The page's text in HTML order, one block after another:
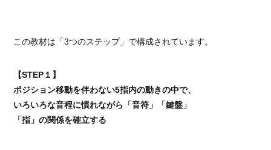
この教材は「3つのステップ」で構成されています。
【STEP１】
ポジション移動を伴わない5指内の動きの中で、
いろいろな音程に慣れながら「音符」「鍵盤」
「指」の関係を確立する